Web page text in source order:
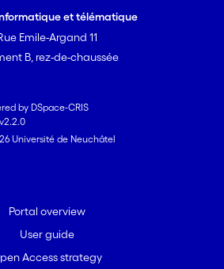
et télématique
Emile-Argand 11
B, rez-de-chaussée
by DSpace-CRIS
Université de Neuchâtel
Portal overview
User guide
Access strategy